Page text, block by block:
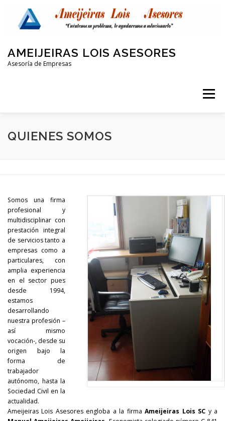
contenido
AMEIJEIRAS LOIS ASESORES
Asesoría de Empresas
Menú
QUIENES SOMOS LABORAL Y SEGURIDAD SOCIAL
OTRAS AREAS CONTACTO
QUIENES SOMOS
Somos una firma
profesional y
multidisciplinar con
prestación integral
de servicios tanto a
empresas como a
particulares, con
amplia experiencia
en el sector pues
desde 1994,
estamos
desarrollando
nuestra profesión –
así mismo
vocación-, desde su
origen bajo la
forma de
trabajador
autónomo, hasta la
Sociedad Civil en la
actualidad.
Ameijeiras Lois Asesores engloba a la firmaAmeijeiras Lois SC y a